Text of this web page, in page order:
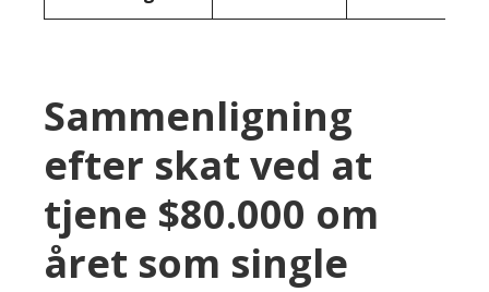
Sammenligning
efter skat ved at
tjene $80.000 om
året som single